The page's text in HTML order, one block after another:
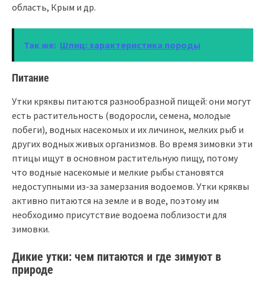
область, Крым и др.
Так же: Шпиц: характеристика породы
Питание
Утки кряквы питаются разнообразной пищей: они могут
есть растительность (водоросли, семена, молодые
побеги), водных насекомых и их личинок, мелких рыб и
других водных живых организмов. Во время зимовки эти
птицы ищут в основном растительную пищу, потому
что водные насекомые и мелкие рыбы становятся
недоступными из-за замерзания водоемов. Утки кряквы
активно питаются на земле и в воде, поэтому им
необходимо присутствие водоема поблизости для
зимовки.
Дикие утки: чем питаются и где зимуют в
природе